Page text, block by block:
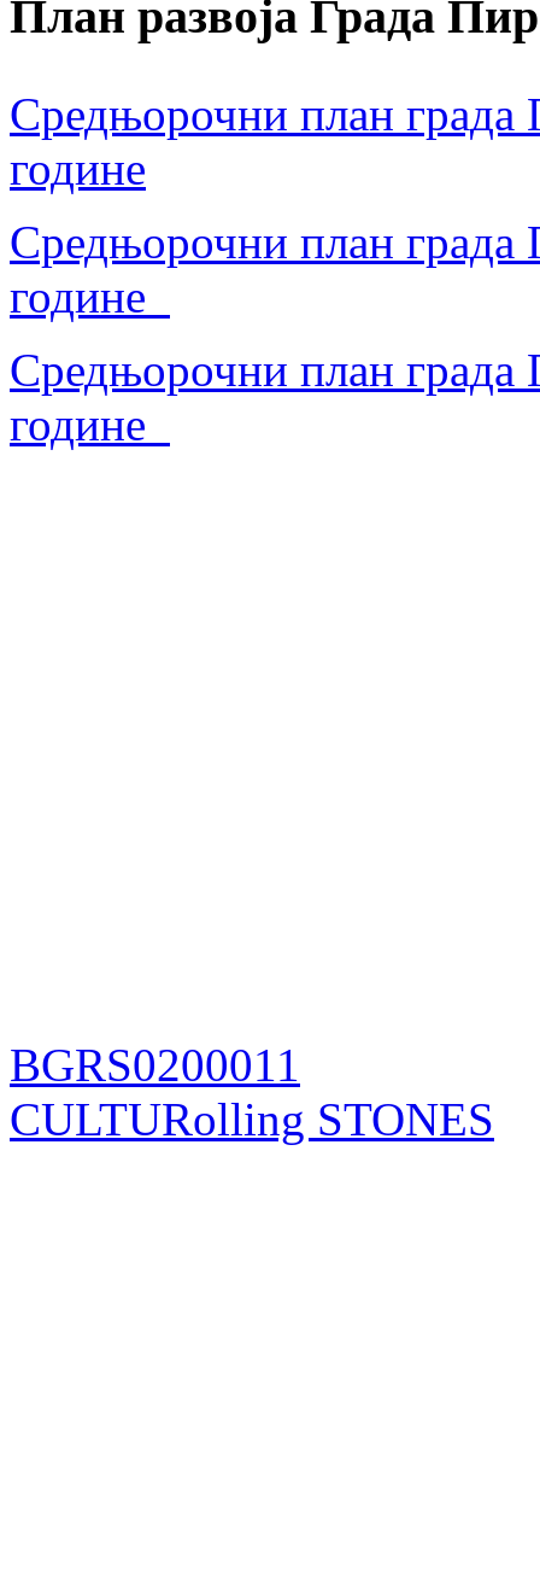
План развоја Града
Средњорочни план града
године
Средњорочни план града
године
Средњорочни план града
године
BGRS0200011
CULTURolling STONES